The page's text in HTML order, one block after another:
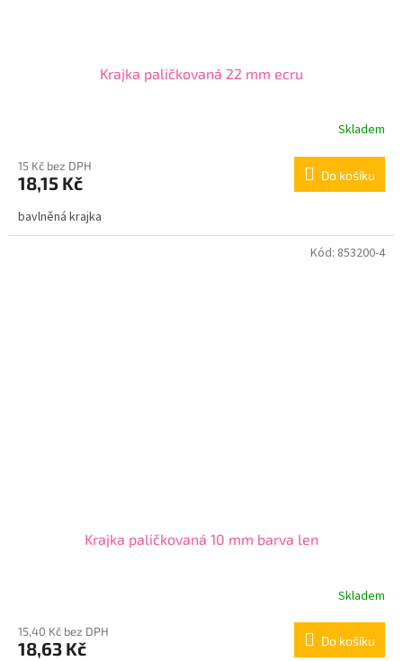
Krajka paličkovaná 22 mm ecru
Skladem
15 Kč bez DPH
18,15 Kč Do košíku
bavlněná krajka
Krajka paličkovaná 10 mm barva len
Skladem
15,40 Kč bez DPH
18,63 Kč Do košíku
Kód: 853200-4